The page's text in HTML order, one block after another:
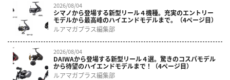
2026/08/04
シマノから登場する新型リール４機種。充実のエントリー
モデルから最高峰のハイエンドモデルまで。（4ページ目）
ルアマガプラス編集部
2026/08/04
DAIWAから登場する新型リール４選。驚きのコスパモデル
から待望のハイエンドモデルまで！（4ページ目）
ルアマガプラス編集部